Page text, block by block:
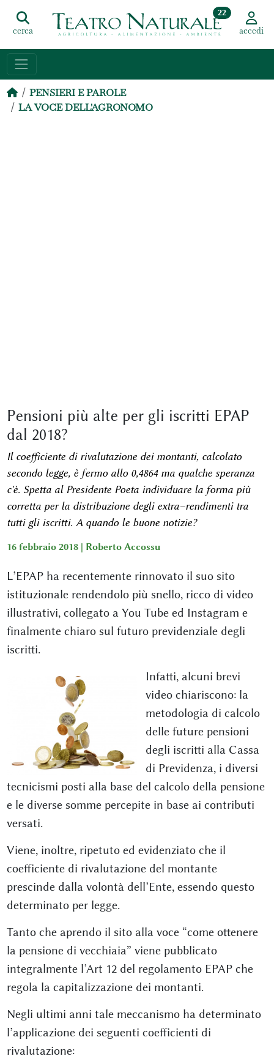
cerca
22
accedi
PENSIERI E PAROLE
LA VOCE DELL'AGRONOMO
Pensioni più alte per gli iscritti EPAP
dal 2018?
Il coefficiente di rivalutazione dei montanti, calcolato
secondo legge, è fermo allo 0,4864 ma qualche speranza
c'è. Spetta al Presidente Poeta individuare la forma più
corretta per la distribuzione degli extra–rendimenti tra
tutti gli iscritti. A quando le buone notizie?
16 febbraio 2018 | Roberto Accossu
L’EPAP ha recentemente rinnovato il suo sito
istituzionale rendendolo più snello, ricco di video
illustrativi, collegato a You Tube ed Instagram e
finalmente chiaro sul futuro previdenziale degli
iscritti.
Infatti, alcuni brevi
video chiariscono: la
metodologia di calcolo
delle future pensioni
degli iscritti alla Cassa
di Previdenza, i diversi
tecnicismi posti alla base del calcolo della pensione
e le diverse somme percepite in base ai contributi
versati.
Viene, inoltre, ripetuto ed evidenziato che il
coefficiente di rivalutazione del montante
prescinde dalla volontà dell’Ente, essendo questo
determinato per legge.
Tanto che aprendo il sito alla voce “come ottenere
la pensione di vecchiaia” viene pubblicato
integralmente l’Art 12 del regolamento EPAP che
regola la capitalizzazione dei montanti.
Negli ultimi anni tale meccanismo ha determinato
l’applicazione dei seguenti coefficienti di
rivalutazione: